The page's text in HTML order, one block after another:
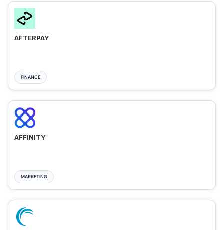
AFTERPAY
FINANCE
AFFINITY
MARKETING